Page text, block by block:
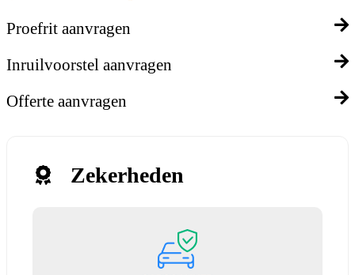
Proefrit aanvragen
Inruilvoorstel aanvragen
Offerte aanvragen
Zekerheden